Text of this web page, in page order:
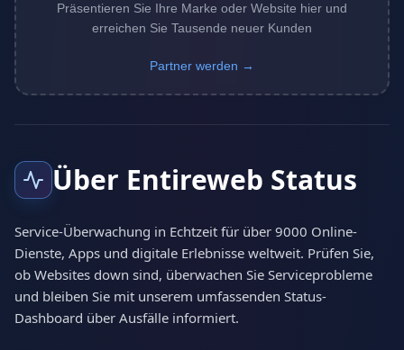
Präsentieren Sie Ihre Marke oder Website hier und
erreichen Sie Tausende neuer Kunden
Partner werden →
Über Entireweb Status
Service-Überwachung in Echtzeit für über 9000 Online-
Dienste, Apps und digitale Erlebnisse weltweit. Prüfen Sie,
ob Websites down sind, überwachen Sie Serviceprobleme
und bleiben Sie mit unserem umfassenden Status-
Dashboard über Ausfälle informiert.